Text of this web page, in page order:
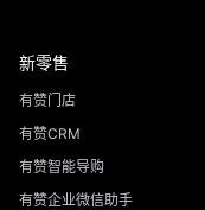
新零售
有赞门店
有赞CRM
有赞智能导购
有赞企业微信助手